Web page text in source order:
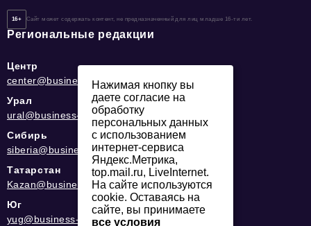
16+ Сайт может содержать контент, не предназначенный для лиц младше 16-ти лет.
Региональные редакции
Центр
center@business-magazine.online
Урал
ural@business-magazine.online
Сибирь
siberia@business-magazine.online
Татарстан
Kazan@business-magazine.online
Юг
yug@business-magazine.online
Нажимая кнопку вы
даете согласие на
обработку
персональных данных
с использованием
интернет-сервиса
Яндекс.Метрика,
top.mail.ru, LiveInternet.
На сайте используются
cookie. Оставаясь на
сайте, вы принимаете
все условия